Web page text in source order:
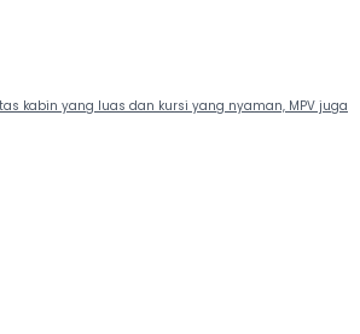
kabin yang luas dan kursi yang nyaman, MPV juga